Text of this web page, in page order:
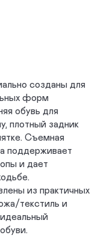
созданы для
форм
обувь для
плотный задник
Съемная
поддерживает
и дает
из практичных
текстиль и